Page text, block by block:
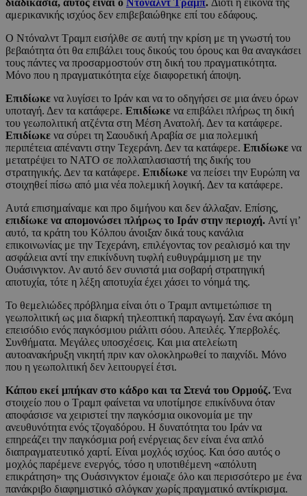
διαδικασία, αυτός είναι ο Ντόναλντ Τραμπ. Διότι η εικόνα της
αμερικανικής ισχύος δεν επιβεβαιώθηκε επί του εδάφους.
Ο Ντόναλντ Τραμπ εισήλθε σε αυτή την κρίση με τη γνωστή του
βεβαιότητα ότι θα επιβάλει τους δικούς του όρους και θα αναγκάσει
τους πάντες να προσαρμοστούν στη δική του πραγματικότητα.
Μόνο που η πραγματικότητα είχε διαφορετική άποψη.
Επιδίωκε να λυγίσει το Ιράν και να το οδηγήσει σε μια άνευ όρων
υποταγή. Δεν τα κατάφερε. Επιδίωκε να επιβάλει πλήρως τη δική
του γεωπολιτική ατζέντα στη Μέση Ανατολή. Δεν τα κατάφερε.
Επιδίωκε να σύρει τη Σαουδική Αραβία σε μια πολεμική
περιπέτεια απέναντι στην Τεχεράνη. Δεν τα κατάφερε. Επιδίωκε να
μετατρέψει το ΝΑΤΟ σε πολλαπλασιαστή της δικής του
στρατηγικής. Δεν τα κατάφερε. Επιδίωκε να πείσει την Ευρώπη να
στοιχηθεί πίσω από μια νέα πολεμική λογική. Δεν τα κατάφερε.
Αυτά επισημαίναμε και προ διμήνου και δεν άλλαξαν. Επίσης,
επιδίωκε να απομονώσει πλήρως το Ιράν στην περιοχή. Αντί γι’
αυτό, τα κράτη του Κόλπου άνοιξαν δικά τους κανάλια
επικοινωνίας με την Τεχεράνη, επιλέγοντας τον ρεαλισμό και την
ασφάλεια αντί την επικίνδυνη τυφλή ευθυγράμμιση με την
Ουάσινγκτον. Αν αυτό δεν συνιστά μια σοβαρή στρατηγική
αποτυχία, τότε η λέξη αποτυχία έχει χάσει το νόημά της.
Το θεμελιώδες πρόβλημα είναι ότι ο Τραμπ αντιμετώπισε τη
γεωπολιτική ως μια διαρκή τηλεοπτική παραγωγή. Σαν ένα ακόμη
επεισόδιο ενός παγκόσμιου ριάλιτι σόου. Απειλές. Υπερβολές.
Συνθήματα. Μεγάλες υποσχέσεις. Και μια ατελείωτη
αυτοανακήρυξη νικητή πριν καν ολοκληρωθεί το παιχνίδι. Μόνο
που η γεωπολιτική δεν λειτουργεί έτσι.
Κάπου εκεί μπήκαν στο κάδρο και τα Στενά του Ορμούζ.Ένα
στοιχείο που ο Τραμπ φαίνεται να υποτίμησε επικίνδυνα όταν
αποφάσισε να χειριστεί την παγκόσμια οικονομία με την
ανευθυνότητα ενός τζογαδόρου. Η δυνατότητα του Ιράν να
επηρεάζει την παγκόσμια ροή ενέργειας δεν είναι ένα απλό
διαπραγματευτικό χαρτί. Είναι μοχλός ισχύος. Και όσο αυτός ο
μοχλός παρέμενε ενεργός, τόσο η υποτιθέμενη «απόλυτη
επικράτηση» της Ουάσινγκτον έμοιαζε όλο και περισσότερο με ένα
πανάκριβο διαφημιστικό σλόγκαν χωρίς πραγματικό αντίκρισμα.